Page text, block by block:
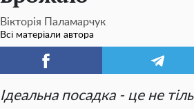
Вікторія Паламарчук
Всі матеріали автора
Ідеальна посадка - це не